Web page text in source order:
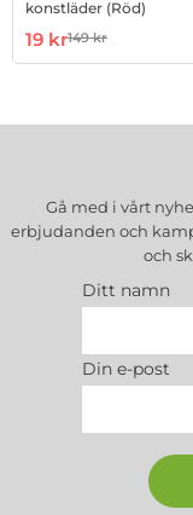
konstläder (Röd)
Art. nr 10013467
rea pris
19 krtidigare pris
149 kr
Gå med i vårt
erbjudanden och
och
Ditt namn
Din e-post